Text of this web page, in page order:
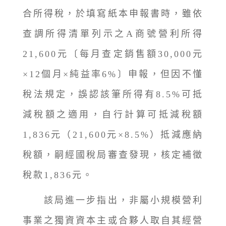
合所得稅，於填寫紙本申報書時，雖依
查調所得清單列示之A商號營利所得
21,600元〔每月查定銷售額30,000元
×12個月×純益率6%〕申報，但因不懂
稅法規定，誤認該筆所得有8.5%可抵
減稅額之適用，自行計算可抵減稅額
1,836元（21,600元×8.5%）抵減應納
稅額，嗣經國稅局審查發現，核定補徵
稅款1,836元。
該局進一步指出，非屬小規模營利
事業之獨資資本主或合夥人取自其經營